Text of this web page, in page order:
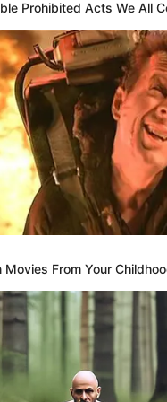
NOTICIAS
BULLYING
EN ALERTA
todas las noticias
Para estar bien
Prohibited Acts We All
Movies From Your